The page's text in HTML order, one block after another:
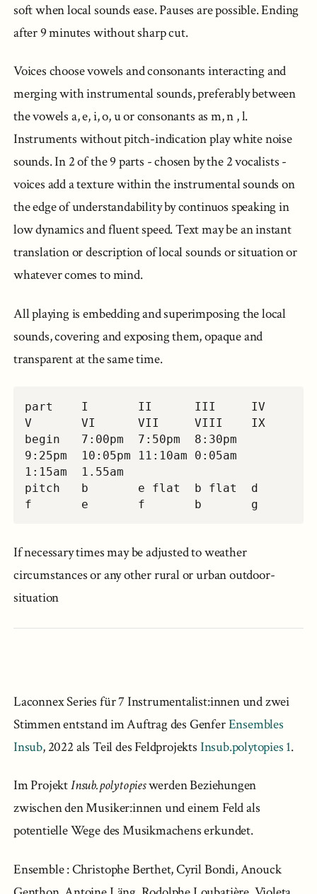
soft when local sounds ease. Pauses are possible. Ending
after 9 minutes without sharp cut.
Voices choose vowels and consonants interacting and
merging with instrumental sounds, preferably between
the vowels a, e, i, o, u or consonants as m, n , l.
Instruments without pitch-indication play white noise
sounds. In 2 of the 9 parts - chosen by the 2 vocalists -
voices add a texture within the instrumental sounds on
the edge of understandability by continuos speaking in
low dynamics and fluent speed. Text may be an instant
translation or description of local sounds or situation or
whatever comes to mind.
All playing is embedding and superimposing the local
sounds, covering and exposing them, opaque and
transparent at the same time.
part    I       II      III     IV
V       VI      VII     VIII    IX
begin   7:00pm  7:50pm  8:30pm
9:25pm  10:05pm 11:10am 0:05am
1:15am  1.55am
pitch   b       e flat  b flat  d
f       e       f       b       g
If necessary times may be adjusted to weather
circumstances or any other rural or urban outdoor-
situation
Laconnex Series für 7 Instrumentalist:innen und zwei
Stimmen entstand im Auftrag des GenferEnsembles
Insub, 2022 als Teil des Feldprojekts Insub.polytopies 1.
Im ProjektInsub.polytopieswerden Beziehungen
zwischen den Musiker:innen und einem Feld als
potentielle Wege des Musikmachens erkundet.
Ensemble : Christophe Berthet, Cyril Bondi, Anouck